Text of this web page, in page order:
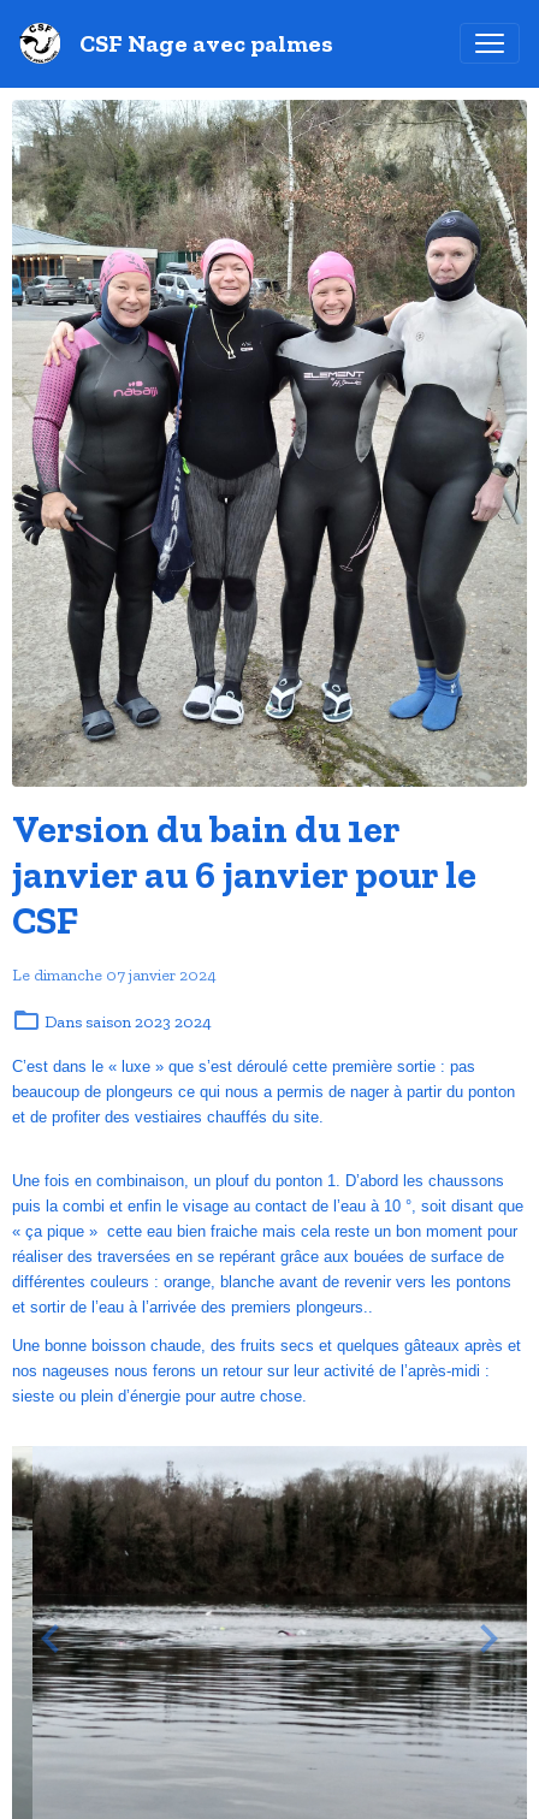
CSF Nage avec palmes
Version du bain du 1er
janvier au 6 janvier pour le
CSF
Le dimanche 07 janvier 2024
Dans saison 2023 2024
C’est dans le « luxe » que s’est déroulé cette première sortie : pas
beaucoup de plongeurs ce qui nous a permis de nager à partir du ponton
et de profiter des vestiaires chauffés du site.
Une fois en combinaison, un plouf du ponton 1. D’abord les chaussons
puis la combi et enfin le visage au contact de l’eau à 10 °, soit disant que
« ça pique » cette eau bien fraiche mais cela reste un bon moment pour
réaliser des traversées en se repérant grâce aux bouées de surface de
différentes couleurs : orange, blanche avant de revenir vers les pontons
et sortir de l’eau à l’arrivée des premiers plongeurs..
Une bonne boisson chaude, des fruits secs et quelques gâteaux après et
nos nageuses nous ferons un retour sur leur activité de l’après-midi :
sieste ou plein d’énergie pour autre chose.